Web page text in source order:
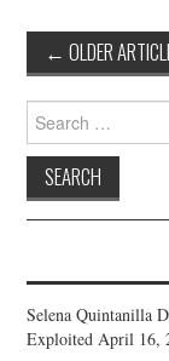
Post
navigation
← OLDER
Search
for:
Selena Quintanilla
Exploited April 16,